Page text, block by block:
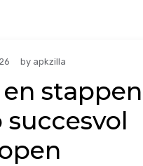
by apkzilla
succesvol